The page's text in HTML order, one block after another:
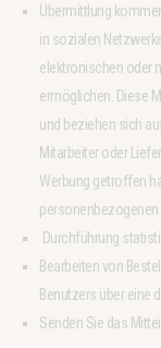
Übermittlung
in sozialen
elektronischen oder
ermöglichen. Diese
und beziehen sich
Mitarbeiter oder
Werbung getroffen
personenbezogenen
Durchführung
Bearbeiten von
Benutzers über eine
Senden Sie das